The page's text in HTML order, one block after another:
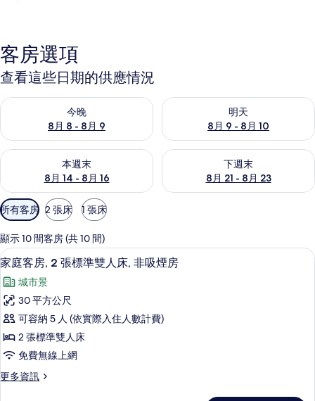
客房選項
查看這些日期的供應情況
今晚
8月 8 - 8月 9
查看今晚 (8月 8 - 8月 9) 的供應情況
明天
8月 9 - 8月 10
查看明天 (8月 9 - 8月 10) 的供
本週末
8月 14 - 8月 16
查看本週末 (8月 14 - 8月 16) 的供應情況
下週末
8月 21 - 8月 23
查看下週末 (8月 21 - 8月 23)
可
用
的
客
房
篩
選
條
所有客房 2 張床 1 張床
顯示 10 間客房 (共 10 間)
顯
示
家
庭
客
房,
張
家庭客房, 2 張標準雙人床, 非吸煙房 |
7
家庭客房, 2 張標準雙人床, 非吸煙房
城市景
30 平方公尺
可容納 5 人 (依實際入住人數計費)
2 張標準雙人床
免費無線上網
更多資訊
更